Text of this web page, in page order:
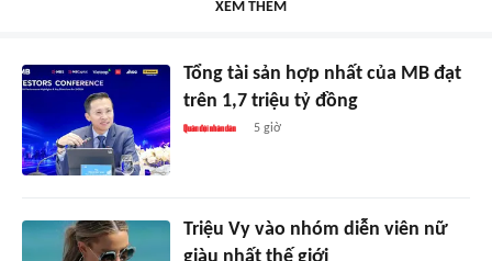
XEM THÊM
Tổng tài sản hợp nhất của MB đạt
trên 1,7 triệu tỷ đồng
5 giờ
Triệu Vy vào nhóm diễn viên nữ